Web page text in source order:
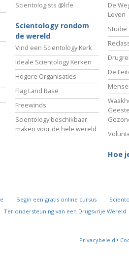
Scientologists @life
Scientology rondom
de wereld
Vind een Scientology Kerk
Ideale Scientology Kerken
Hogere Organisaties
Flag Land Base
Freewinds
Scientology beschikbaar
maken voor de hele wereld
De
Leven
Studie
De
Hoe
Begin een gratis online cursus
Ter ondersteuning van een Drugsvrije Wereld
Privacybeleid •